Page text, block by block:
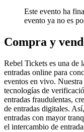
Este evento ha
evento ya no es
Compra y
Rebel Tickets es una de
entradas online para
eventos en vivo.
tecnologías de
entradas fraudulentas,
de entradas digitales.
entradas con mayor
el intercambio de